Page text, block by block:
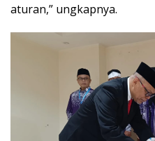
aturan,” ungkapnya.